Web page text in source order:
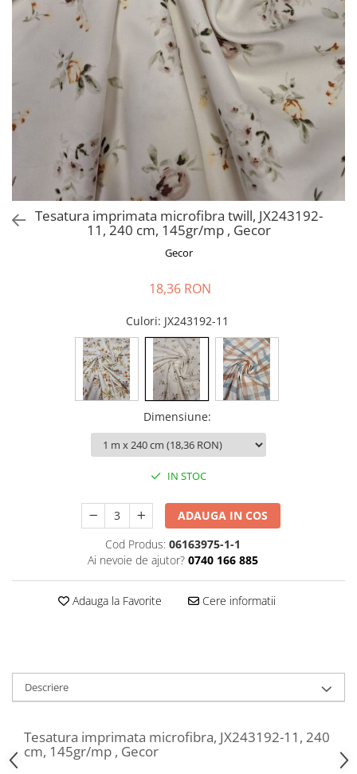
Tesatura imprimata microfibra twill, JX243192-
11, 240 cm, 145gr/mp , Gecor
Gecor
18,36 RON
Culori: JX243192-11
Dimensiune:
IN STOC
ADAUGA IN COS
Cod Produs: 06163975-1-1
Ai nevoie de ajutor? 0740 166 885
Adauga la Favorite Cere informatii
Descriere
Tesatura imprimata microfibra, JX243192-11, 240
cm, 145gr/mp , Gecor